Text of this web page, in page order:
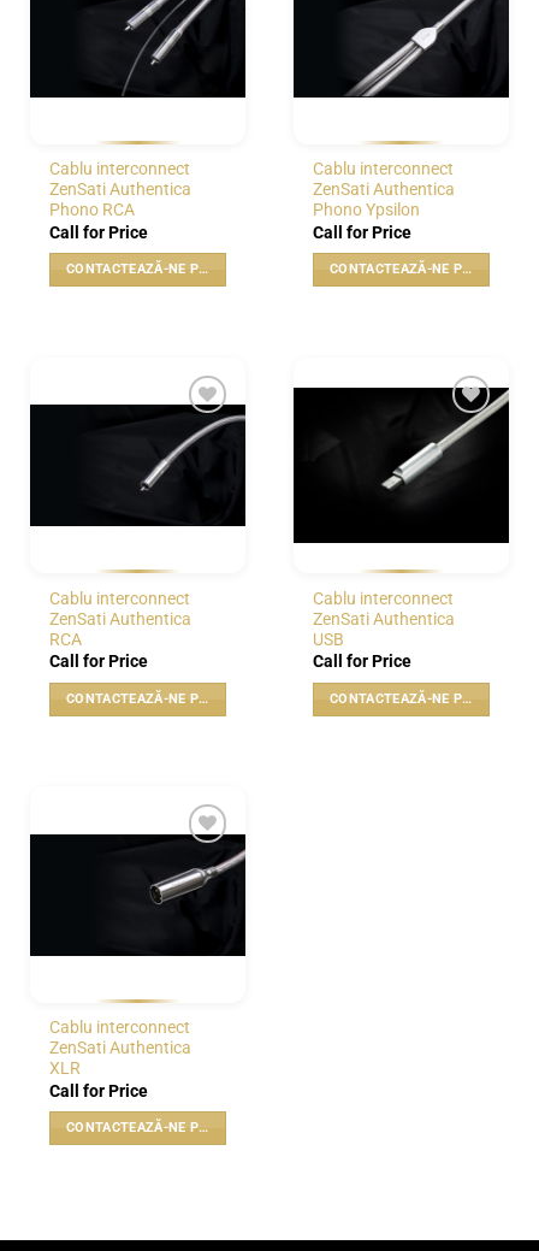
Cablu interconnect
ZenSati Authentica
Phono RCA
Call for Price
CONTACTEAZĂ-NE PENTRU PREȚ
Cablu interconnect
ZenSati Authentica
Phono Ypsilon
Call for Price
CONTACTEAZĂ-NE PENTRU PREȚ
WISHLIST
Cablu interconnect
ZenSati Authentica
RCA
Call for Price
CONTACTEAZĂ-NE PENTRU PREȚ
WISHLIST
Cablu interconnect
ZenSati Authentica
USB
Call for Price
CONTACTEAZĂ-NE PENTRU PREȚ
WISHLIST
Cablu interconnect
ZenSati Authentica
XLR
Call for Price
CONTACTEAZĂ-NE PENTRU PREȚ